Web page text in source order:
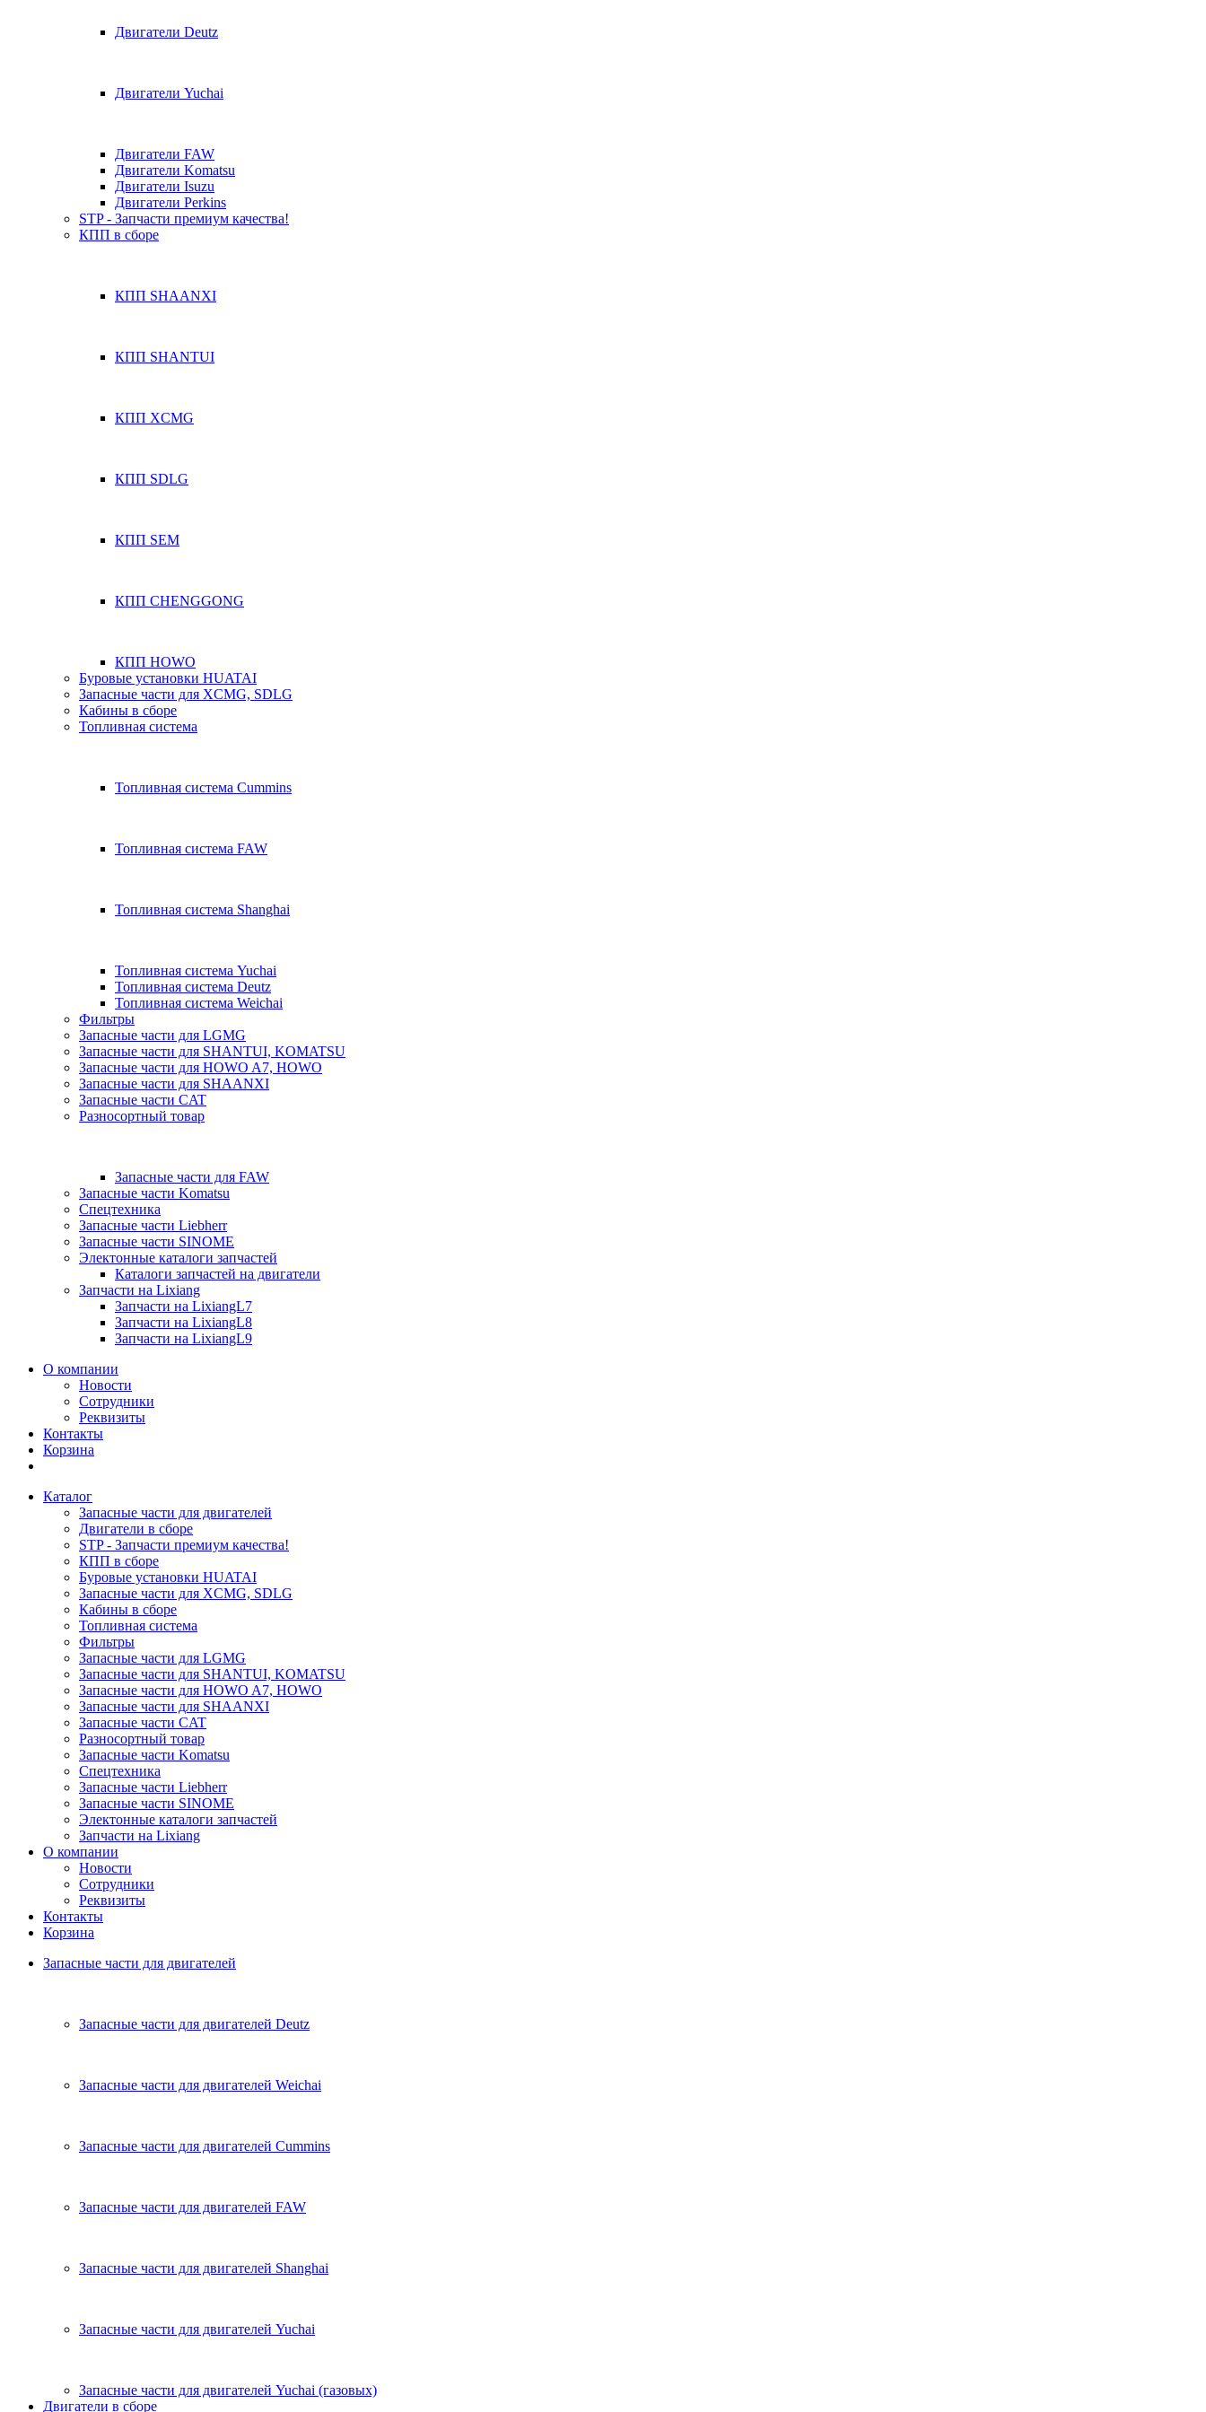
Двигатели Deutz
Двигатели Yuchai
Двигатели FAW
Двигатели Komatsu
Двигатели Isuzu
Двигатели Perkins
STP - Запчасти премиум качества!
КПП в сборе
КПП SHAANXI
КПП SHANTUI
КПП XCMG
КПП SDLG
КПП SEM
КПП CHENGGONG
КПП HOWO
Буровые установки HUATAI
Запасные части для XCMG, SDLG
Кабины в сборе
Топливная система
Топливная система Cummins
Топливная система FAW
Топливная система Shanghai
Топливная система Yuchai
Топливная система Deutz
Топливная система Weichai
Фильтры
Запасные части для LGMG
Запасные части для SHANTUI, KOMATSU
Запасные части для HOWO A7, HOWO
Запасные части для SHAANXI
Запасные части CAT
Разносортный товар
Запасные части для FAW
Запасные части Komatsu
Спецтехника
Запасные части Liebherr
Запасные части SINOME
Электонные каталоги запчастей
Каталоги запчастей на двигатели
Запчасти на Lixiang
Запчасти на LixiangL7
Запчасти на LixiangL8
Запчасти на LixiangL9
О компании
Новости
Сотрудники
Реквизиты
Контакты
Корзина
Каталог
Запасные части для двигателей
Двигатели в сборе
STP - Запчасти премиум качества!
КПП в сборе
Буровые установки HUATAI
Запасные части для XCMG, SDLG
Кабины в сборе
Топливная система
Фильтры
Запасные части для LGMG
Запасные части для SHANTUI, KOMATSU
Запасные части для HOWO A7, HOWO
Запасные части для SHAANXI
Запасные части CAT
Разносортный товар
Запасные части Komatsu
Спецтехника
Запасные части Liebherr
Запасные части SINOME
Электонные каталоги запчастей
Запчасти на Lixiang
О компании
Новости
Сотрудники
Реквизиты
Контакты
Корзина
Запасные части для двигателей
Запасные части для двигателей Deutz
Запасные части для двигателей Weichai
Запасные части для двигателей Cummins
Запасные части для двигателей FAW
Запасные части для двигателей Shanghai
Запасные части для двигателей Yuchai
Запасные части для двигателей Yuchai (газовых)
Двигатели в сборе